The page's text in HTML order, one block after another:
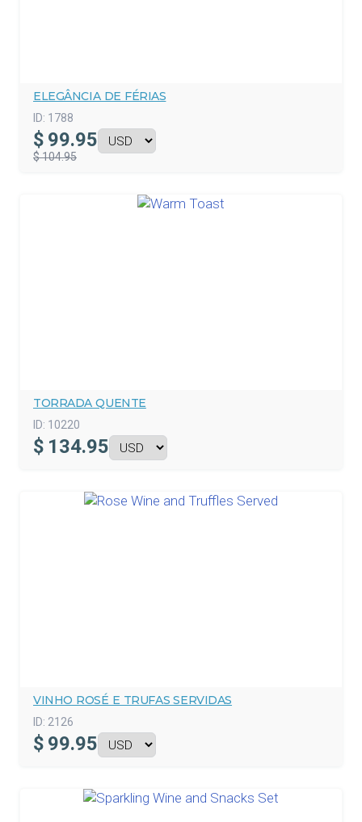
ELEGÂNCIA DE FÉRIAS
ID: 1788
$ 99.95
$ 104.95
TORRADA QUENTE
ID: 10220
$ 134.95
VINHO ROSÉ E TRUFAS SERVIDAS
ID: 2126
$ 99.95